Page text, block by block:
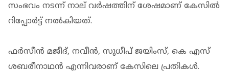
സംഭവം നടന്ന് നാല് വര്‍ഷത്തിന് ശേഷമാണ് കേസില്‍
റിപ്പോര്‍ട്ട് നല്‍കിയത്.
ഫര്‍സീന്‍ മജീദ്, നവീന്‍, സുധീപ് ജയിംസ്, കെ എസ്
ശബരീനാഥന്‍ എന്നിവരാണ് കേസിലെ പ്രതികള്‍.